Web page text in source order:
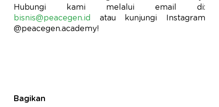
Hubungi kami melalui email di:
bisnis@peacegen.id
atau kunjungi Instagram
@peacegen.academy!
Bagikan